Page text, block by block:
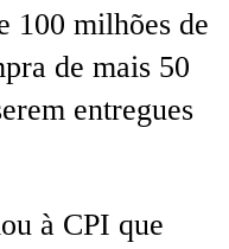
100 milhões de
de mais 50
entregues
à CPI que